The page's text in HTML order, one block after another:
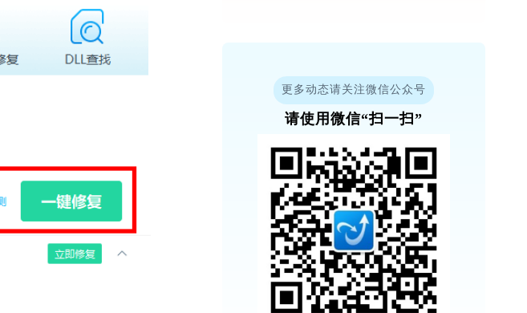
更多动态请关注微信公众号
请使用微信“扫一扫”